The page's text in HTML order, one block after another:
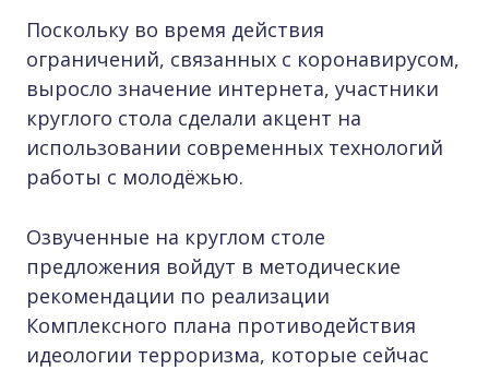
Поскольку во время действия
ограничений, связанных с коронавирусом,
выросло значение интернета, участники
круглого стола сделали акцент на
использовании современных технологий
работы с молодёжью.
Озвученные на круглом столе
предложения войдут в методические
рекомендации по реализации
Комплексного плана противодействия
идеологии терроризма, которые сейчас